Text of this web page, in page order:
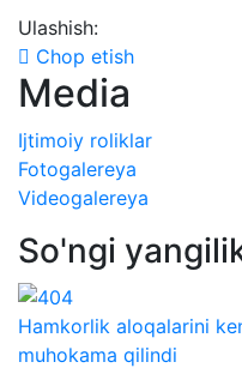
Ulashish:
Chop etish
Media
Ijtimoiy roliklar
Fotogalereya
Videogalereya
So'ngi
Hamkorlik aloqalarini
muhokama qilindi